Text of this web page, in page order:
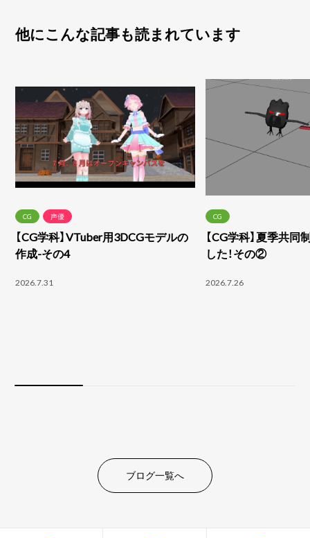
他にこんな記事も読まれています
CG 声優
【CG学科】VTuber用3DCGモデルの
作成-その4
2026.7.31
CG
【CG学科】夏季共
した！その②
2026.7.26
ブログ一覧へ